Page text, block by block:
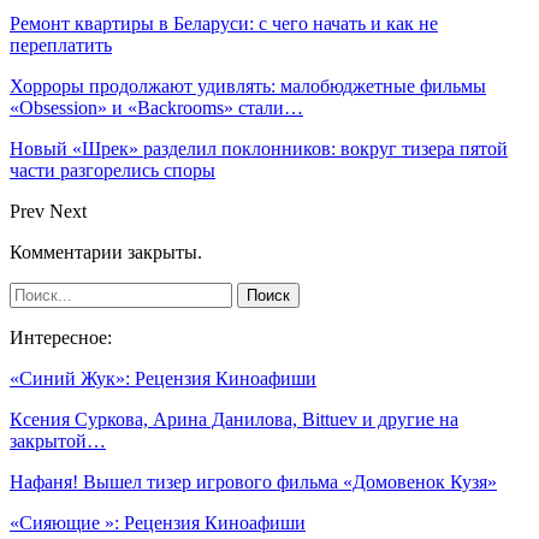
Ремонт квартиры в Беларуси: с чего начать и как не
переплатить
Хорроры продолжают удивлять: малобюджетные фильмы
«Obsession» и «Backrooms» стали…
Новый «Шрек» разделил поклонников: вокруг тизера пятой
части разгорелись споры
Prev Next
Комментарии закрыты.
Интересное:
«Синий Жук»: Рецензия Киноафиши
Ксения Суркова, Арина Данилова, Bittuev и другие на
закрытой…
Нафаня! Вышел тизер игрового фильма «Домовенок Кузя»
«Сияющие »: Рецензия Киноафиши